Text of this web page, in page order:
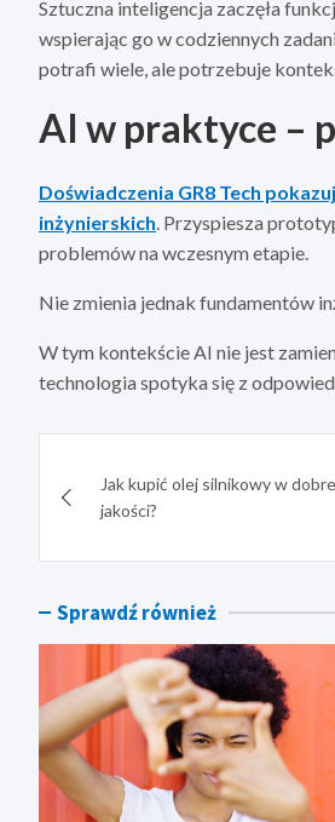
Sztuczna inteligencja zaczęła
wspierając go w codziennych
potrafi wiele, ale potrzebuje
AI w praktyce –
Doświadczenia GR8 Tech
inżynierskich. Przyspiesza
problemów na wczesnym etapie.
Nie zmienia jednak fundamentów
W tym kontekście AI nie jest
technologia spotyka się z
wpisuJak kupić olej silnikowy w
jakości?
Sprawdź również